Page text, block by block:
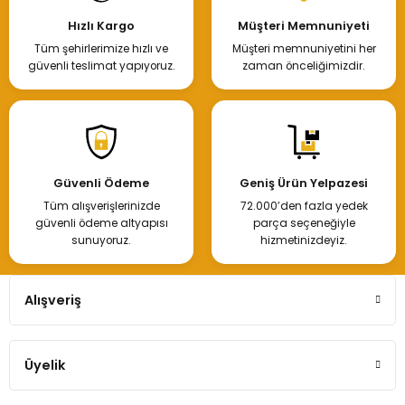
Hızlı Kargo
Tüm şehirlerimize hızlı ve
güvenli teslimat yapıyoruz.
Müşteri Memnuniyeti
Müşteri memnuniyetini her
zaman önceliğimizdir.
Güvenli Ödeme
Tüm alışverişlerinizde
güvenli ödeme altyapısı
sunuyoruz.
Geniş Ürün Yelpazesi
72.000’den fazla yedek
parça seçeneğiyle
hizmetinizdeyiz.
Alışveriş
Üyelik